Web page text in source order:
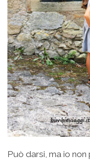
Può darsi, ma io